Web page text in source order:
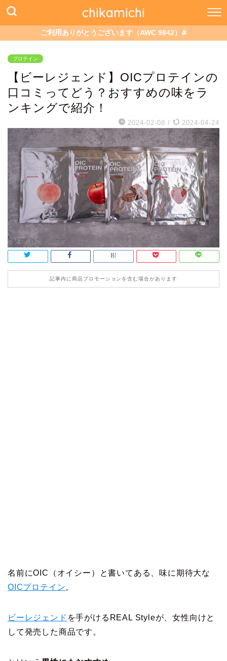
chikamichi
ご利用ありがとうございます（AWC 9842）
プロテイン
【ビーレジェンド】OICプロテインの
口コミってどう？おすすめの味をラ
ンキングで紹介！
2024-02-08 / 2024-04-24
記事内に商品プロモーションを含む場合があります
名前にOIC（オイシー）と書いてある、味に期待大な
OICプロテイン。
ビーレジェンド を手がけるREAL Styleが、女性向けと
して発売した商品です。